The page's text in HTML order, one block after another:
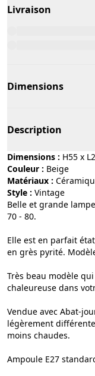
Livraison
Dimensions
Description
Dimensions : H55 x
Couleur :
beige
Matériaux :
Style :
vintage
Belle et grande
70 - 80.
Elle est en parfait
en grès pyrité.
Très beau modèle
chaleureuse dans
Vendue avec Abat-
légèrement
moins chaudes.
Ampoule E27